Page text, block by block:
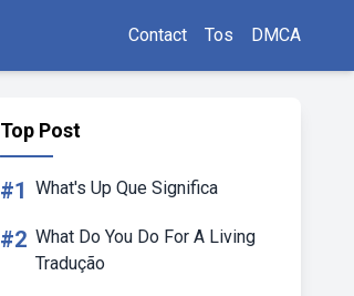
Contact Tos DMCA
Top Post
#1 What's Up Que Significa
#2 What Do You Do For A Living
Tradução